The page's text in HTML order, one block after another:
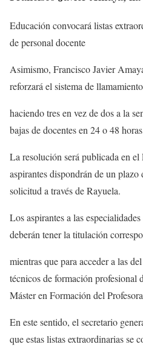
Educación convocará listas
de personal docente
Asimismo, Francisco Javier
reforzará el sistema de
haciendo tres en vez de dos a la
bajas de docentes en 24 o 48
La resolución será publicada en
aspirantes dispondrán de un plazo
solicitud a través de Rayuela.
Los aspirantes a las
deberán tener la titulación
mientras que para acceder a las
técnicos de formación profesional
Máster en Formación del
En este sentido, el secretario
que estas listas extraordinarias se